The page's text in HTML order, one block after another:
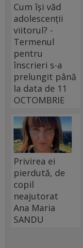
Cum își văd
adolescenții
viitorul? -
Termenul
pentru
înscrieri s-a
prelungit până
la data de 11
OCTOMBRIE
Privirea ei
pierdută, de
copil
neajutorat
Ana Maria
SANDU